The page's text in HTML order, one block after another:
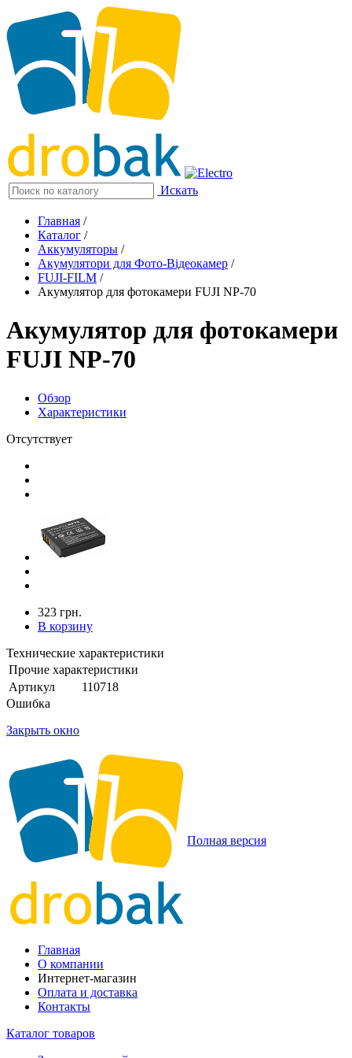
Искать
Главная /
Каталог /
Аккумуляторы /
Акумулятори для Фото-Відеокамер /
FUJI-FILM /
Акумулятор для фотокамери FUJI NP-70
Акумулятор для фотокамери
FUJI NP-70
Обзор
Характеристики
Отсутствует
323 грн.
В корзину
Технические характеристики
Прочие характеристики
Артикул
110718
Ошибка
Закрыть окно
Полная версия
Главная
О компании
Интернет-магазин
Оплата и доставка
Контакты
Каталог товаров